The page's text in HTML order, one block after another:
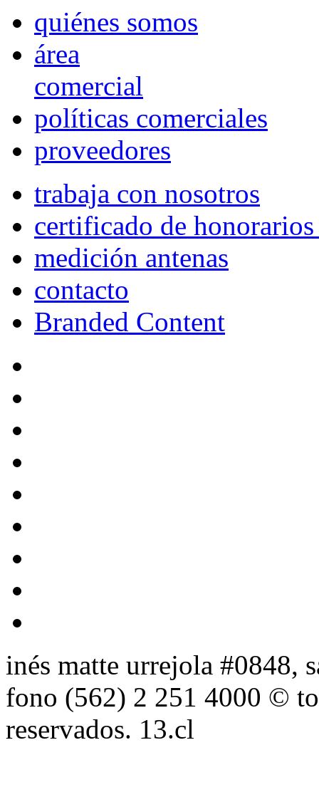
quiénes somos
área
comercial
políticas comerciales
proveedores
trabaja con nosotros
certificado de
medición antenas
contacto
Branded Content
inés matte urrejola #0848,
fono (562) 2 251 4000 ©
reservados. 13.cl